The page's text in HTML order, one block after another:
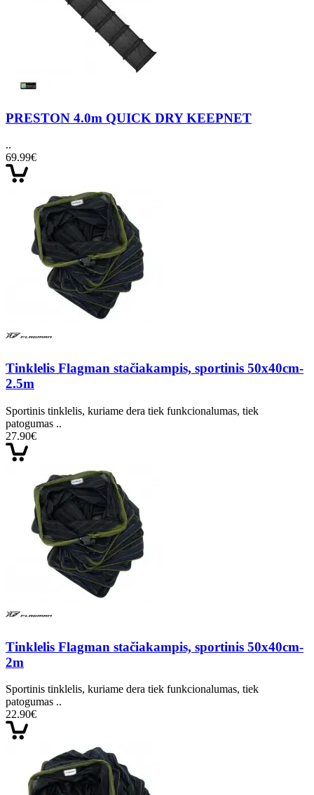
PRESTON 4.0m QUICK DRY KEEPNET
..
69.99€
Tinklelis Flagman stačiakampis, sportinis 50x40cm-
2.5m
Sportinis tinklelis, kuriame dera tiek funkcionalumas, tiek
patogumas ..
27.90€
Tinklelis Flagman stačiakampis, sportinis 50x40cm-
2m
Sportinis tinklelis, kuriame dera tiek funkcionalumas, tiek
patogumas ..
22.90€